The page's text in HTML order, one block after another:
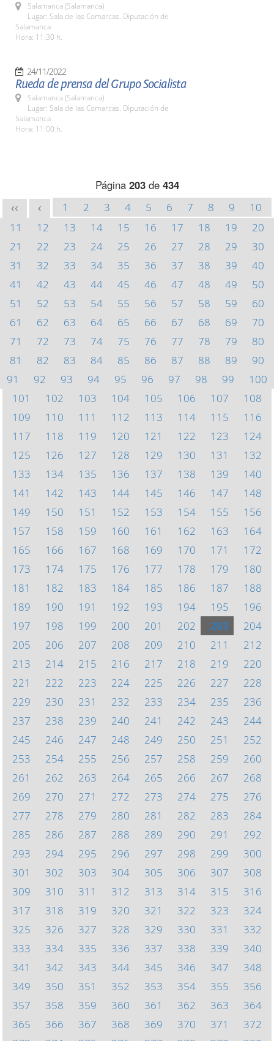
Salamanca (Salamanca)
Lugar: Sala de las Comarcas. Diputación de
Salamanca
Hora: 11:30 h.
24/11/2022
Rueda de prensa del Grupo Socialista
Salamanca (Salamanca)
Lugar: Sala de las Comarcas. Diputación de
Salamanca
Hora: 11:00 h.
Página 203de 434
<< < 1 2 3 4 5 6 7 8 9
10
11
12 13 14 15 16 17 18 19
20
21
22 23 24 25 26 27 28 29
30
31
32 33 34 35 36 37 38 39
40
41
42 43 44 45 46 47 48 49
50
51
52 53 54 55 56 57 58 59
60
61
62 63 64 65 66 67 68 69
70
71
72 73 74 75 76 77 78 79
80
81
82 83 84 85 86 87 88 89
90
91
92 93 94 95 96 97 98 99
100
101
102 103 104 105 106 107
108
109
110 111 112 113 114 115
116
117
118 119 120 121 122 123
124
125
126 127 128 129 130 131
132
133
134 135 136 137 138 139
140
141
142 143 144 145 146 147
148
149
150 151 152 153 154 155
156
157
158 159 160 161 162 163
164
165
166 167 168 169 170 171
172
173
174 175 176 177 178 179
180
181
182 183 184 185 186 187
188
189
190 191 192 193 194 195
196
197
198 199 200 201 202 203
204
205
206 207 208 209 210 211
212
213
214 215 216 217 218 219
220
221
222 223 224 225 226 227
228
229
230 231 232 233 234 235
236
237
238 239 240 241 242 243
244
245
246 247 248 249 250 251
252
253
254 255 256 257 258 259
260
261
262 263 264 265 266 267
268
269
270 271 272 273 274 275
276
277
278 279 280 281 282 283
284
285
286 287 288 289 290 291
292
293
294 295 296 297 298 299
300
301
302 303 304 305 306 307
308
309
310 311 312 313 314 315
316
317
318 319 320 321 322 323
324
325
326 327 328 329 330 331
332
333
334 335 336 337 338 339
340
341
342 343 344 345 346 347
348
349
350 351 352 353 354 355
356
357
358 359 360 361 362 363
364
365
366 367 368 369 370 371
372